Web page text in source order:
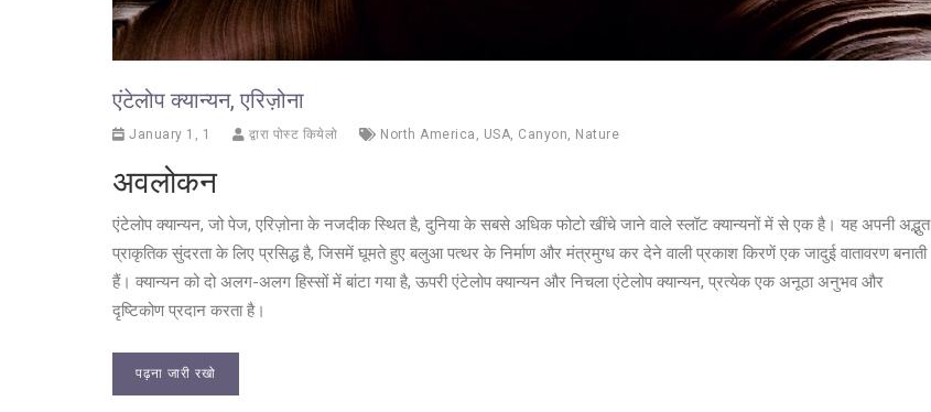
एंटेलोप क्यान्यन, एरिज़ोना
January 1, 1 द्वारा पोस्ट कियेलो North America , USA, Canyon, Nature
अवलोकन
एंटेलोप क्यान्यन, जो पेज, एरिज़ोना के नजदीक स्थित है, दुनिया के सबसे अधिक फोटो खींचे जाने वाले स्लॉट क्यान्यनों में से एक है। यह अपनी अद्भुत
प्राकृतिक सुंदरता के लिए प्रसिद्ध है, जिसमें घूमते हुए बलुआ पत्थर के निर्माण और मंत्रमुग्ध कर देने वाली प्रकाश किरणें एक जादुई वातावरण बनाती
हैं। क्यान्यन को दो अलग-अलग हिस्सों में बांटा गया है, ऊपरी एंटेलोप क्यान्यन और निचला एंटेलोप क्यान्यन, प्रत्येक एक अनूठा अनुभव और
दृष्टिकोण प्रदान करता है।
पढ़ना जारी रखो